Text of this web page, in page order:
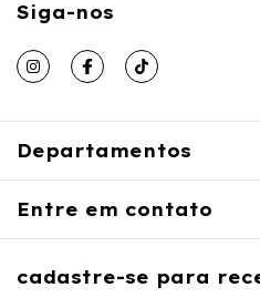
Siga-nos
Departamentos
Entre em contato
cadastre-se para